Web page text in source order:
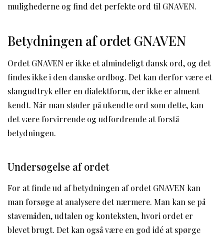
mulighederne og find det perfekte ord til GNAVEN.
Betydningen af ordet GNAVEN
Ordet GNAVEN er ikke et almindeligt dansk ord, og det
findes ikke i den danske ordbog. Det kan derfor være et
slangudtryk eller en dialektform, der ikke er alment
kendt. Når man støder på ukendte ord som dette, kan
det være forvirrende og udfordrende at forstå
betydningen.
Undersøgelse af ordet
For at finde ud af betydningen af ordet GNAVEN kan
man forsøge at analysere det nærmere. Man kan se på
stavemåden, udtalen og konteksten, hvori ordet er
blevet brugt. Det kan også være en god idé at spørge